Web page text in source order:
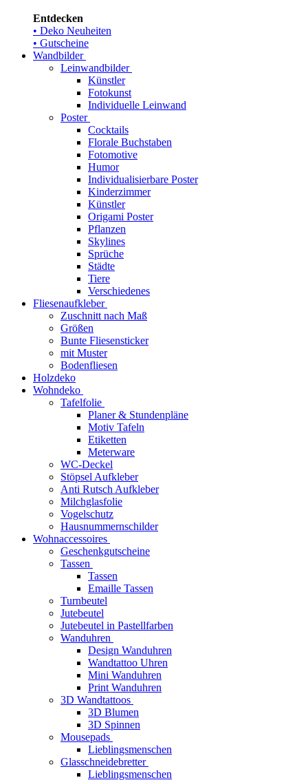
Entdecken
• Deko Neuheiten
• Gutscheine
Wandbilder
Leinwandbilder
Künstler
Fotokunst
Individuelle Leinwand
Poster
Cocktails
Florale Buchstaben
Fotomotive
Humor
Individualisierbare Poster
Kinderzimmer
Künstler
Origami Poster
Pflanzen
Skylines
Sprüche
Städte
Tiere
Verschiedenes
Fliesenaufkleber
Zuschnitt nach Maß
Größen
Bunte Fliesensticker
mit Muster
Bodenfliesen
Holzdeko
Wohndeko
Tafelfolie
Planer & Stundenpläne
Motiv Tafeln
Etiketten
Meterware
WC-Deckel
Stöpsel Aufkleber
Anti Rutsch Aufkleber
Milchglasfolie
Vogelschutz
Hausnummernschilder
Wohnaccessoires
Geschenkgutscheine
Tassen
Tassen
Emaille Tassen
Turnbeutel
Jutebeutel
Jutebeutel in Pastellfarben
Wanduhren
Design Wanduhren
Wandtattoo Uhren
Mini Wanduhren
Print Wanduhren
3D Wandtattoos
3D Blumen
3D Spinnen
Mousepads
Lieblingsmenschen
Glasschneidebretter
Lieblingsmenschen